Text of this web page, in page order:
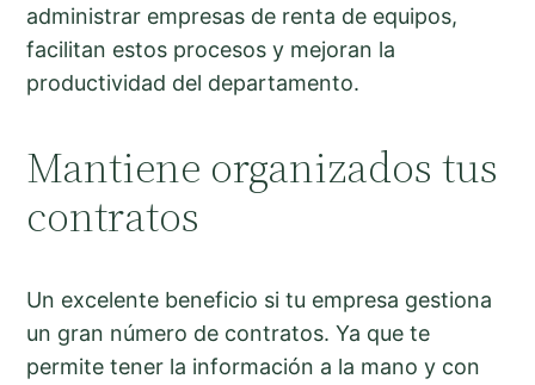
administrar empresas de renta de equipos,
facilitan estos procesos y mejoran la
productividad del departamento.
Mantiene organizados tus
contratos
Un excelente beneficio si tu empresa gestiona
un gran número de contratos. Ya que te
permite tener la información a la mano y con